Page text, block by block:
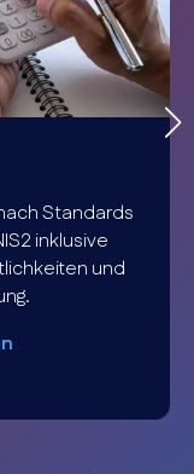
Standards
inklusive
und